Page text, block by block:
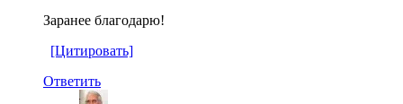
Заранее благодарю!
[Цитировать]
Ответить